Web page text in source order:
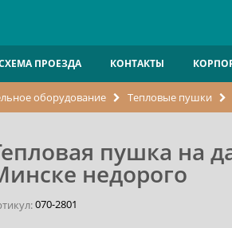
ПРОЕЗДА КОНТАКТЫ
оборудование Тепловые пушки
пушка на
недорого
070-2801